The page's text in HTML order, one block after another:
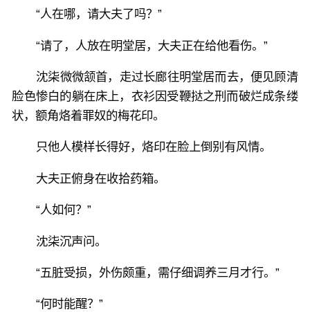
“人在哪，请大夫了吗？”
“请了，人放在明堂居，大夫正在给他看伤。”
沈柒微微颔首，走过长廊往明堂居而去，便见顾清
脸色惨白的躺在床上，衣衫因受鞭挞之刑而破烂成条缕
状，额角烙着罪奴的梅花印。
只他人模样长得好，烙印在脸上倒别有风情。
大夫正俯身在收拾药箱。
“人如何？”
沈柒沉声问。
“五脏受损，外伤颇重，需仔细调养三月才行。”
“何时能醒？”